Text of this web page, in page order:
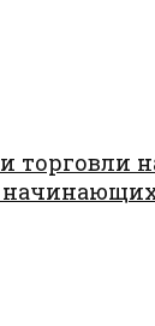
торговли